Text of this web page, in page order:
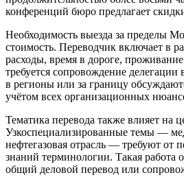
конференций бюро предлагает
Необходимость выезда за пределы
стоимость. Переводчик включает в
расходы, время в дороге,
требуется сопровождение делегации
в регионы или за границу
учётом всех организационных
Тематика перевода также влияет на
Узкоспециализированные темы —
нефтегазовая отрасль — требуют от
знаний терминологии. Такая работа
общий деловой перевод или